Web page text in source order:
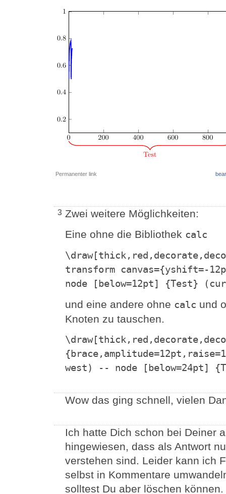
Permanenter link
3 Zwei weitere Möglichkeiten:
Eine ohne die Bibliothek calc
transform canvas={yshift=-
node [below=12pt] {Test}
und eine andere ohne calc und
Knoten zu tauschen.
west) -- node [below=24pt]
Wow das ging schnell, vielen
Ich hatte Dich schon bei Deiner
hingewiesen, dass als Antwort
verstehen sind. Leider kann ich
selbst in Kommentare
solltest Du aber löschen